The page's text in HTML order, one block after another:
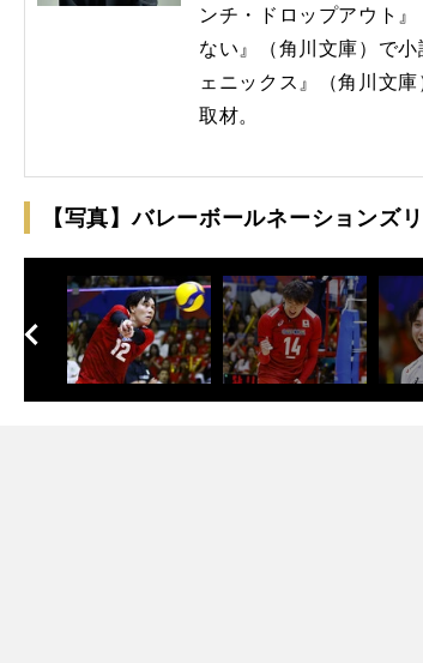
ンチ・ドロップアウト
ない』（角川文庫）で
ェニックス』（角川文
取材。
【写真】バレーボールネーションズ
次
へ